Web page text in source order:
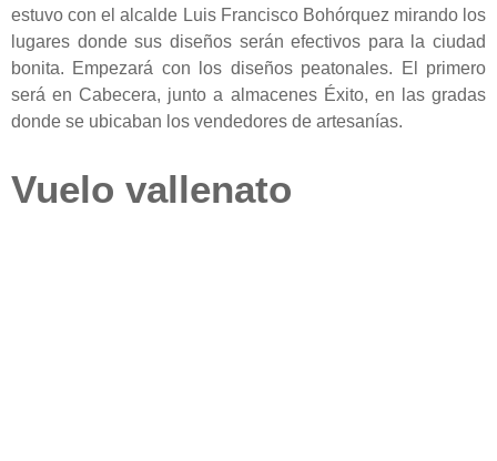
estuvo con el alcalde Luis Francisco Bohórquez mirando los
lugares donde sus diseños serán efectivos para la ciudad
bonita. Empezará con los diseños peatonales. El primero
será en Cabecera, junto a almacenes Éxito, en las gradas
donde se ubicaban los vendedores de artesanías.
Vuelo vallenato